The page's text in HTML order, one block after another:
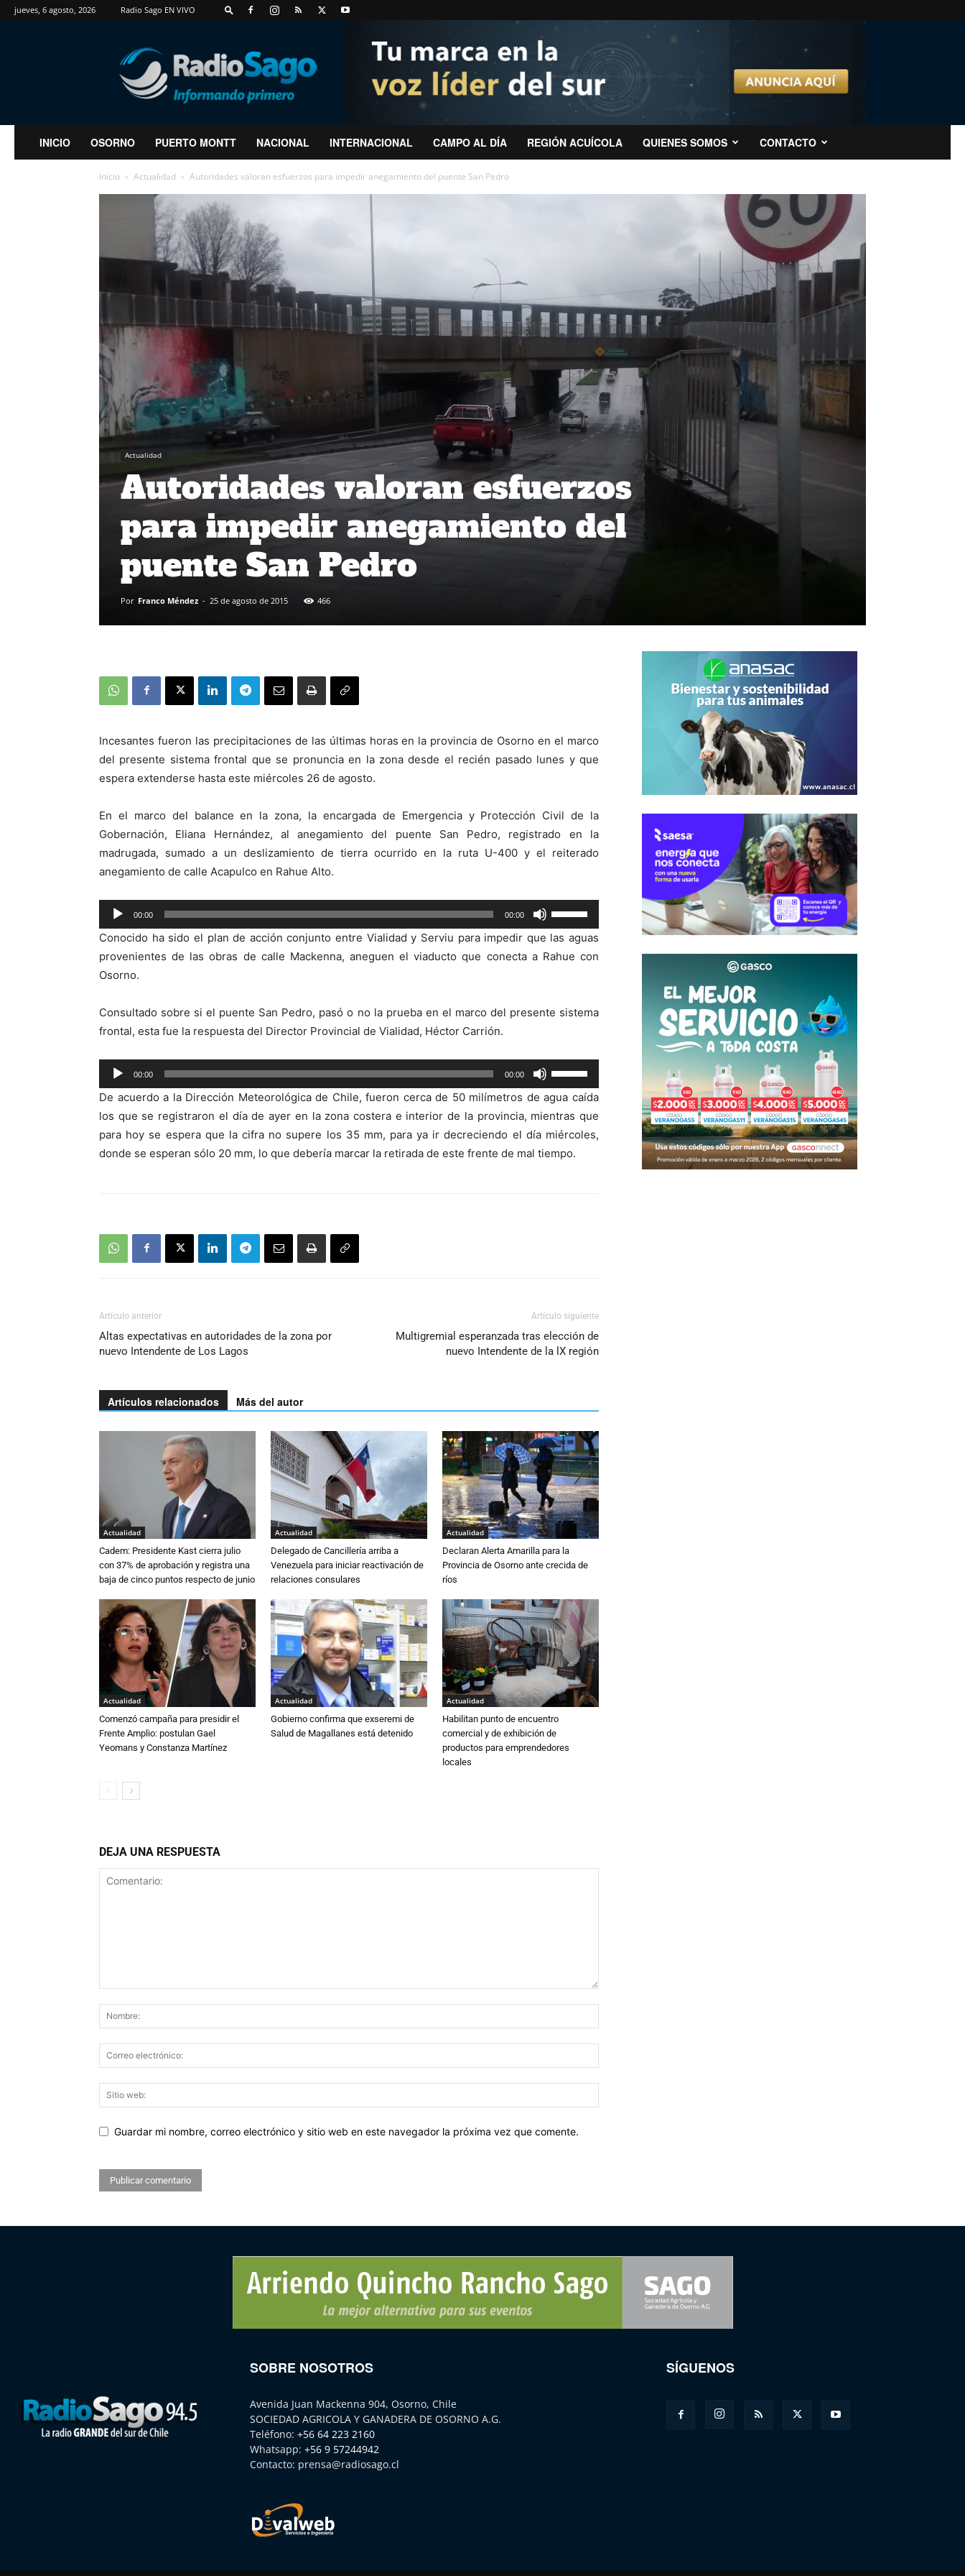
jueves, 6 agosto, 2026 Radio Sago EN VIVO
RadioSago
INICIO OSORNO PUERTO MONTT NACIONAL INTERNACIONAL CAMPO AL DÍA REGIÓN ACUÍCOLA QUIENES SOMOS CONTACTO
Inicio Actualidad Autoridades valoran esfuerzos para impedir anegamiento del puente San Pedro
Actualidad
Autoridades valoran esfuerzos
para impedir anegamiento del
puente San Pedro
Por Franco Méndez - 25 de agosto de 2015 466
Incesantes fueron las precipitaciones de las últimas horas en la provincia de Osorno en el marco
del presente sistema frontal que se pronuncia en la zona desde el recién pasado lunes y que
espera extenderse hasta este miércoles 26 de agosto.
En el marco del balance en la zona, la encargada de Emergencia y Protección Civil de la
Gobernación, Eliana Hernández, al anegamiento del puente San Pedro, registrado en la
madrugada, sumado a un deslizamiento de tierra ocurrido en la ruta U-400 y el reiterado
anegamiento de calle Acapulco en Rahue Alto.
Reproductor
de
audio
00:00 00:00
las
teclas
de
para
o
disminuir
el
volumen.
Conocido ha sido el plan de acción conjunto entre Vialidad y Serviu para impedir que las aguas
provenientes de las obras de calle Mackenna, aneguen el viaducto que conecta a Rahue con
Osorno.
Consultado sobre si el puente San Pedro, pasó o no la prueba en el marco del presente sistema
frontal, esta fue la respuesta del Director Provincial de Vialidad, Héctor Carrión.
Reproductor
de
audio
00:00 00:00
las
teclas
de
flecha
arriba/abajo
De acuerdo a la Dirección Meteorológica de Chile, fueron cerca de 50 milímetros de agua caída
los que se registraron el día de ayer en la zona costera e interior de la provincia, mientras que
para hoy se espera que la cifra no supere los 35 mm, para ya ir decreciendo el día miércoles,
donde se esperan sólo 20 mm, lo que debería marcar la retirada de este frente de mal tiempo.
Artículo anterior
Altas expectativas en autoridades de la zona por
nuevo Intendente de Los Lagos
Artículo siguiente
Multigremial esperanzada tras elección de
nuevo Intendente de la lX región
Artículos relacionados Más del autor
Actualidad
Cadem: Presidente Kast cierra julio
con 37% de aprobación y registra una
baja de cinco puntos respecto de junio
Actualidad
Delegado de Cancillería arriba a
Venezuela para iniciar reactivación de
relaciones consulares
Actualidad
Declaran Alerta Amarilla para la
Provincia de Osorno ante crecida de
ríos
Actualidad
Comenzó campaña para presidir el
Frente Amplio: postulan Gael
Yeomans y Constanza Martínez
Actualidad
Gobierno confirma que exseremi de
Salud de Magallanes está detenido
Actualidad
Habilitan punto de encuentro
comercial y de exhibición de
productos para emprendedores
locales
DEJA UNA RESPUESTA
Guardar mi nombre, correo electrónico y sitio web en este navegador la próxima vez que comente.
SOBRE NOSOTROS
Avenida Juan Mackenna 904, Osorno, Chile
SOCIEDAD AGRICOLA Y GANADERA DE OSORNO A.G.
Teléfono: +56 64 223 2160
Whatsapp: +56 9 57244942
Contacto: prensa@radiosago.cl
SÍGUENOS